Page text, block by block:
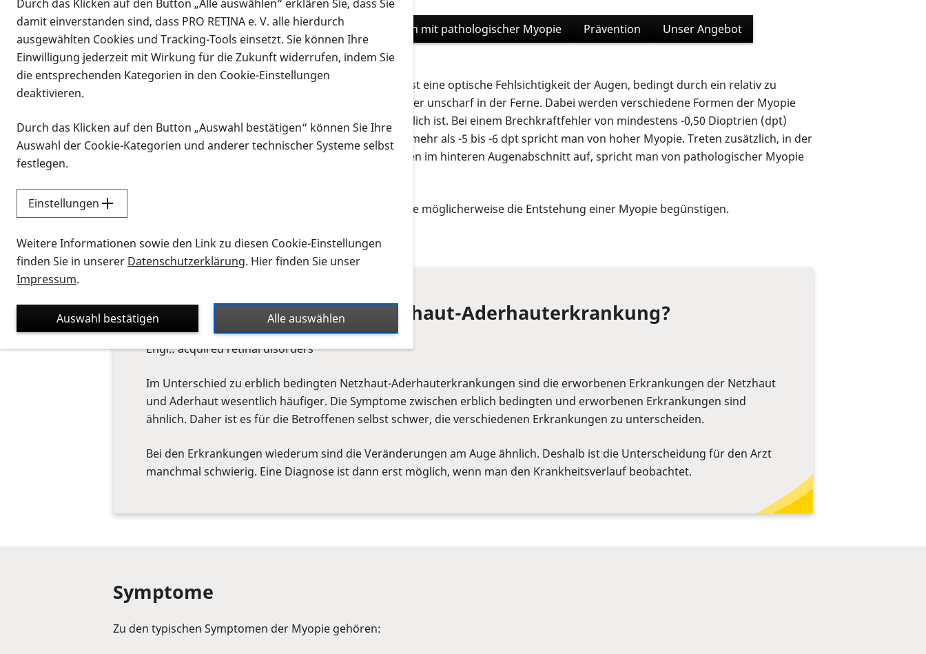
Vorlesen
Fakten zur pathologischen Myopie
Leben mit pathologischer Myopie Prävention Unser Angebot
Myopie (Kurzsichtigkeit)
(Engl.:Pathologic myopia) ist eine optische Fehlsichtigkeit der Augen, bedingt durch ein relativ zu
langes Auge. Wer kurzsichtig ist, sieht gut in der Nähe, aber unscharf in der Ferne. Dabei werden verschiedene Formen der Myopie
unterschieden, wobei die Klassifikation nicht ganz einheitlich ist. Bei einem Brechkraftfehler von mindestens -0,50 Dioptrien (dpt)
spricht man von Myopie. Bei einem Brechkraftfehler von mehr als -5 bis -6 dpt spricht man von hoher Myopie. Treten zusätzlich, in der
Regel bei hoher Myopie, weitere Krankheitsveränderungen im hinteren Augenabschnitt auf, spricht man von pathologischer Myopie
Es gibt verschiedene genetische und Umwelt-Faktoren, die möglicherweise die Entstehung einer Myopie begünstigen.
Was ist eine erworbene Netzhaut-Aderhauterkrankung?
Engl.: acquired retinal disorders
Im Unterschied zu erblich bedingten Netzhaut-Aderhauterkrankungen sind die erworbenen Erkrankungen der Netzhaut
und Aderhaut wesentlich häufiger. Die Symptome zwischen erblich bedingten und erworbenen Erkrankungen sind
ähnlich. Daher ist es für die Betroffenen selbst schwer, die verschiedenen Erkrankungen zu unterscheiden.
Bei den Erkrankungen wiederum sind die Veränderungen am Auge ähnlich. Deshalb ist die Unterscheidung für den Arzt
manchmal schwierig. Eine Diagnose ist dann erst möglich, wenn man den Krankheitsverlauf beobachtet.
Symptome
Zu den typischen Symptomen der Myopie gehören:
Durch das Klicken auf den Button „Alle auswählen“ erklären Sie, dass Sie
damit einverstanden sind, dass PRO RETINA e. V. alle hierdurch
ausgewählten Cookies und Tracking-Tools einsetzt. Sie können Ihre
Einwilligung jederzeit mit Wirkung für die Zukunft widerrufen, indem Sie
die entsprechenden Kategorien in den Cookie-Einstellungen
deaktivieren.
Durch das Klicken auf den Button „Auswahl bestätigen“ können Sie Ihre
Auswahl der Cookie-Kategorien und anderer technischer Systeme selbst
festlegen.
Einstellungen
Weitere Informationen sowie den Link zu diesen Cookie-Einstellungen
finden Sie in unserer Datenschutzerklärung. Hier finden Sie unser
Impressum.
Alle auswählen
Auswahl bestätigen